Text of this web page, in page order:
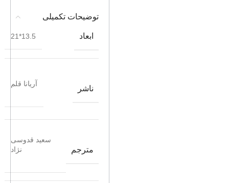
توضیحات تکمیلی
ابعاد 13.5*21
ناشر
آریانا قلم
مترجم
سعید قدوسی
نژاد